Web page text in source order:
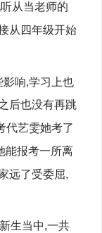
从当老师的
从四年级开始
响,学习上也
后也没有再跳
代艺雯她考了
能报考一所离
远了受委屈,
生当中,一共